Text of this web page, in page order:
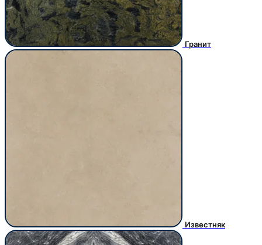
Гранит
Известняк